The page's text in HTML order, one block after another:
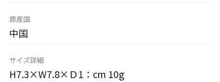
原産国
中国
サイズ詳細
H7.3×W7.8×Ｄ1：cm 10g